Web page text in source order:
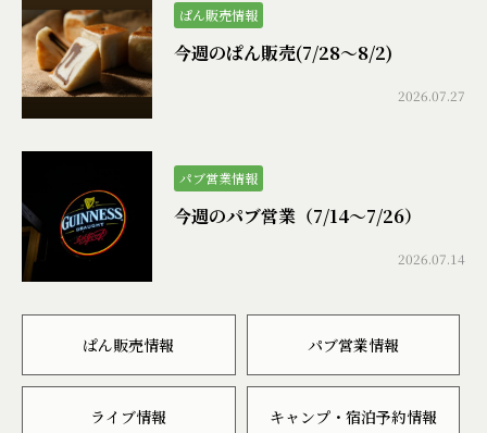
ぱん販売情報
今週のぱん販売(7/28〜8/2)
2026.07.27
パブ営業情報
今週のパブ営業（7/14〜7/26）
2026.07.14
ぱん販売情報 パブ営業情報
ライブ情報 キャンプ・宿泊予約情報